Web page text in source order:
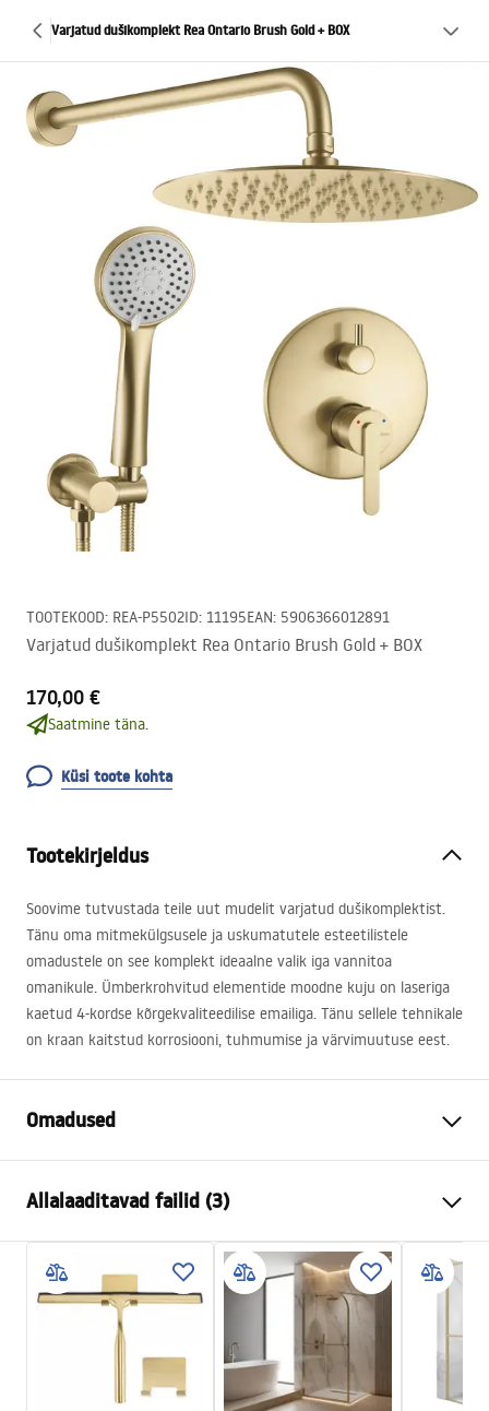
Varjatud dušikomplekt Rea Ontario Brush Gold + BOX
TOOTEKOOD: REA-P5502ID: 11195EAN: 5906366012891
Varjatud dušikomplekt Rea Ontario Brush Gold + BOX
170,00 €
Saatmine täna.
Küsi toote kohta
Tootekirjeldus
Soovime tutvustada teile uut mudelit varjatud dušikomplektist.
Tänu oma mitmekülgsusele ja uskumatutele esteetilistele
omadustele on see komplekt ideaalne valik iga vannitoa
omanikule. Ümberkrohvitud elementide moodne kuju on laseriga
kaetud 4-kordse kõrgekvaliteedilise emailiga. Tänu sellele tehnikale
on kraan kaitstud korrosiooni, tuhmumise ja värvimuutuse eest.
Omadused
Materjal
Kraani tüüp
Ühehoovaga
Paigaldusviis
Seina sisse paigaldatav
Kõrguse reguleerimine
Rõhu reguleerimine
Jah
Allalaaditavad failid (3)
Turvalisuse teave
Safety_Information_Shower_set.pdf
Warranty_Terms_and_Conditions_Faucets_-_5.pdf